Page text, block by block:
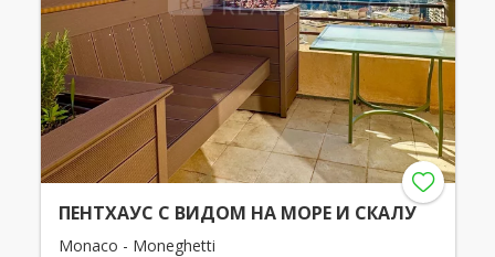
ПЕНТХАУС С ВИДОМ НА МОРЕ И СКАЛУ
Monaco - Moneghetti